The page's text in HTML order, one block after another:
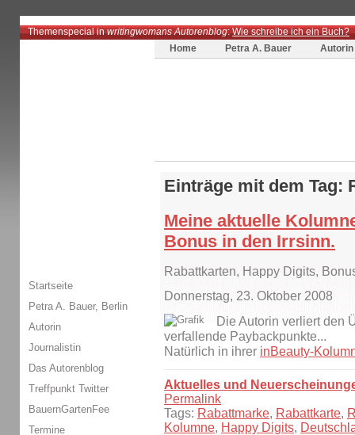
Themenspecial inwritingwomans Autorenblog:Wie schreibe ich ein Buch?
Home
Petra A. Bauer Autorin
Einträge mit dem Tag:
Meine aktuelle
Bonus in den Irrsinn.
Rabattkarten, Happy Digits,
Donnerstag, 23. Oktober 2008
Die Autorin verliert den
verfallende Paybackpunkte...
Natürlich in ihrer inBeauty-
Aktuelles und
Permalink
Tags: Rabattmarke, Rabattkarte,
Kolumne, Happy Digits,
Startseite
Petra A. Bauer, Berlin
Autorin
Journalistin
Das Autorenblog
Treffpunkt Twitter
BauernGartenFee
Termine